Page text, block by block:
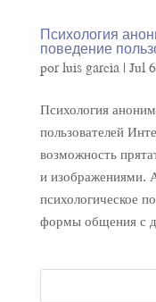
Психология
поведение
porluis garcia| Jul
Психология
пользователей
возможность
и изображениями.
психологическое
формы общения с